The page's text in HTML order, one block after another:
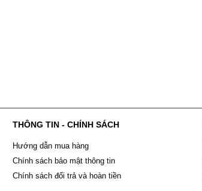
THÔNG TIN - CHÍNH SÁCH
Hướng dẫn mua hàng
Chính sách bảo mật thông tin
Chính sách đổi trả và hoàn tiền